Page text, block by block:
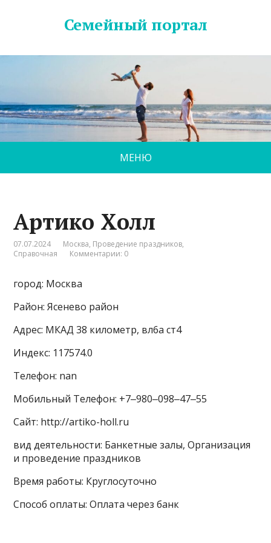
Семейный портал
МЕНЮ
Артико Холл
07.07.2024 Москва, Проведение праздников,
Справочная
Комментарии: 0
город: Москва
Район: Ясенево район
Адрес: МКАД 38 километр, вл6а ст4
Индекс: 117574.0
Телефон: nan
Мобильный Телефон: +7‒980‒098‒47‒55
Сайт: http://artiko-holl.ru
вид деятельности: Банкетные залы, Организация
и проведение праздников
Время работы: Круглосуточно
Способ оплаты: Оплата через банк